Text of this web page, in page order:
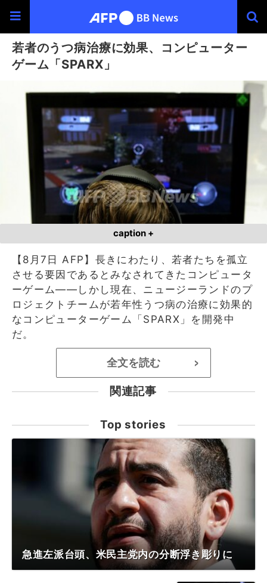
若者のうつ病治療に効果、コンピューター
ゲーム「SPARX」
caption +
【8月7日 AFP】長きにわたり、若者たちを孤立
させる要因であるとみなされてきたコンピュータ
ーゲーム――しかし現在、ニュージーランドのプ
ロジェクトチームが若年性うつ病の治療に効果的
なコンピューターゲーム「SPARX」を開発中
だ。
全文を読む >
関連記事
Top stories
急進左派台頭、米民主党内の分断浮き彫りに